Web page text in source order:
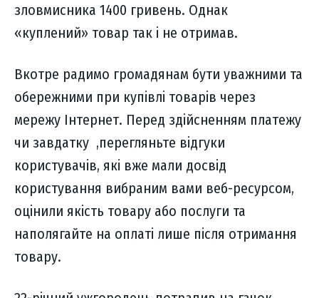
зловмисника 1400 гривень. Однак
«куплений» товар так і не отримав.
Вкотре радимо громадянам бути уважними та
обережними при купівлі товарів через
мережу Інтернет. Перед здійсненням платежу
чи завдатку ,перегляньте відгуки
користувачів, які вже мали досвід
користування вибраним вами веб-ресурсом,
оцінили якість товару або послуги та
наполягайте на оплаті лише після отримання
товару.